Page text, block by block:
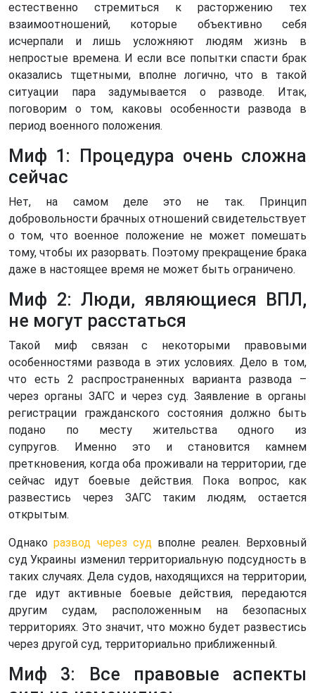
естественно стремиться к расторжению тех
взаимоотношений, которые объективно себя
исчерпали и лишь усложняют людям жизнь в
непростые времена. И если все попытки спасти брак
оказались тщетными, вполне логично, что в такой
ситуации пара задумывается о разводе. Итак,
поговорим о том, каковы особенности развода в
период военного положения.
Миф 1: Процедура очень сложна
сейчас
Нет, на самом деле это не так. Принцип
добровольности брачных отношений свидетельствует
о том, что военное положение не может помешать
тому, чтобы их разорвать. Поэтому прекращение брака
даже в настоящее время не может быть ограничено.
Миф 2: Люди, являющиеся ВПЛ,
не могут расстаться
Такой миф связан с некоторыми правовыми
особенностями развода в этих условиях. Дело в том,
что есть 2 распространенных варианта развода –
через органы ЗАГС и через суд. Заявление в органы
регистрации гражданского состояния должно быть
подано по месту жительства одного из
супругов. Именно это и становится камнем
преткновения, когда оба проживали на территории, где
сейчас идут боевые действия. Пока вопрос, как
развестись через ЗАГС таким людям, остается
открытым.
Однакоразвод через суд вполне реален. Верховный
суд Украины изменил территориальную подсудность в
таких случаях. Дела судов, находящихся на территории,
где идут активные боевые действия, передаются
другим судам, расположенным на безопасных
территориях. Это значит, что можно будет развестись
через другой суд, территориально приближенный.
Миф 3: Все правовые аспекты